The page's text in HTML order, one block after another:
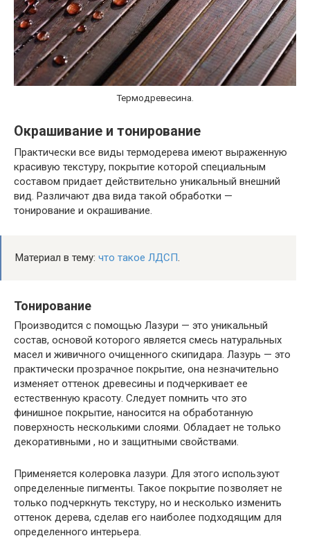
Термодревесина.
Окрашивание и тонирование
Практически все виды термодерева имеют выраженную
красивую текстуру, покрытие которой специальным
составом придает действительно уникальный внешний
вид. Различают два вида такой обработки —
тонирование и окрашивание.
Материал в тему: что такое ЛДСП.
Тонирование
Производится с помощью Лазури — это уникальный
состав, основой которого является смесь натуральных
масел и живичного очищенного скипидара. Лазурь — это
практически прозрачное покрытие, она незначительно
изменяет оттенок древесины и подчеркивает ее
естественную красоту. Следует помнить что это
финишное покрытие, наносится на обработанную
поверхность несколькими слоями. Обладает не только
декоративными , но и защитными свойствами.
Применяется колеровка лазури. Для этого используют
определенные пигменты. Такое покрытие позволяет не
только подчеркнуть текстуру, но и несколько изменить
оттенок дерева, сделав его наиболее подходящим для
определенного интерьера.